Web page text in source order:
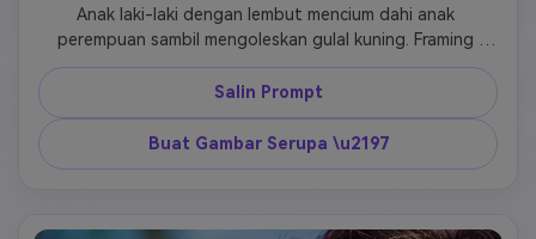
Anak laki-laki dengan lembut mencium dahi anak
perempuan sambil mengoleskan gulal kuning. Framing
close-up, ekspresi emosional, serbuk pastel mengambang
lembut. Cahaya alami siang hari, latar belakang bokeh
krem, detail kulit ultra-realistis, nada sinematik, 4K detail
tinggi, pertahankan identitas.
Salin Prompt
Buat Gambar Serupa \u2197